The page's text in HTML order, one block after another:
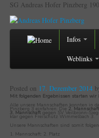
SG Andreas Hofer Pinzberg
Infos
Weblinks
Posted on 17. Dezember 2014
Mit folgenden Ergebnissen starten wir
Alle unsere Mannschaften konnten in
Pinzberg 3 einfahren. Die 2. Mannschaft
3. Mannschaftgegen SV Veilbronn-
klar gegen Freischütz Wimmelbach 3.
Unsere Mannschaften sind somit
1. Mannschaft: 2. Platz